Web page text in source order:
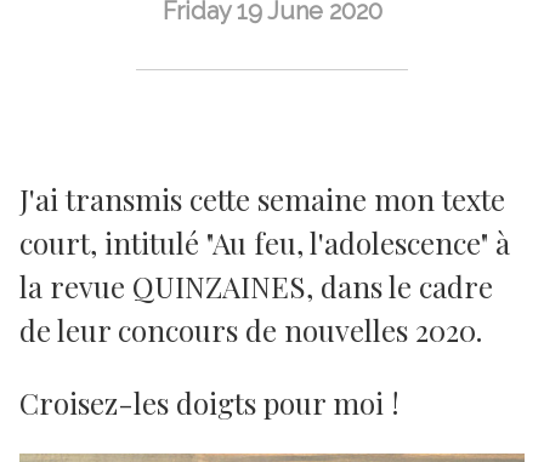
Friday 19 June 2020
J'ai transmis cette semaine mon texte
court, intitulé "Au feu, l'adolescence" à
la revue QUINZAINES, dans le cadre
de leur concours de nouvelles 2020.
Croisez-les doigts pour moi !